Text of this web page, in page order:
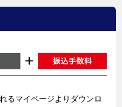
るマイページよりダウンロ